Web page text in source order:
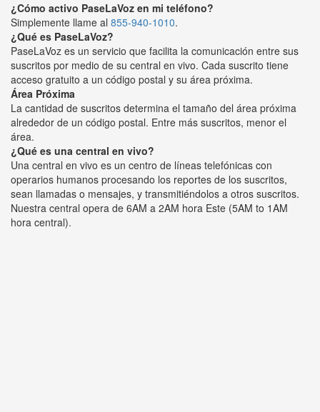
¿Cómo activo PaseLaVoz en mi teléfono?
Simplemente llame al 855-940-1010.
¿Qué es PaseLaVoz?
PaseLaVoz es un servicio que facilita la comunicación entre sus
suscritos por medio de su central en vivo. Cada suscrito tiene
acceso gratuito a un código postal y su área próxima.
Área Próxima
La cantidad de suscritos determina el tamaño del área próxima
alrededor de un código postal. Entre más suscritos, menor el
área.
¿Qué es una central en vivo?
Una central en vivo es un centro de líneas telefónicas con
operarios humanos procesando los reportes de los suscritos,
sean llamadas o mensajes, y transmitiéndolos a otros suscritos.
Nuestra central opera de 6AM a 2AM hora Este (5AM to 1AM
hora central).